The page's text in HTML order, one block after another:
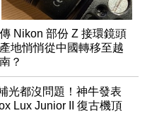
傳 Nikon 部份 Z 接環鏡頭
產地悄悄從中國轉移至越
南？
光都沒問題！神牛發表
Lux Junior II 復古機頂